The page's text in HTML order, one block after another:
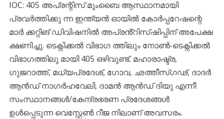
IOC: 405 അപ്രന്റിസ് മുംബൈ ആസ്ഥാനമായി
പ്രവർത്തിക്കു ന്ന ഇന്ത്യൻ ഓയിൽ കോർപ്പറേഷന്റെ
മാർ ക്കറ്റിങ് ഡിവിഷനിൽ അപ്രൻ്റിസ്‌ഷിപ്പിന് അപേക്ഷ
ക്ഷണിച്ചു. ടെക്നിക്കൽ വിഭാഗ ത്തിലും നോൺ-ടെക്നിക്കൽ
വിഭാഗത്തിലു മായി 405 ഒഴിവുണ്ട്. മഹാരാഷ്ട്ര,
ഗുജറാത്ത്, മധ്യപ്രദേശ്, ഗോവ, ഛത്തീസ്ഗഢ്, ദാദർ
ആൻഡ് നാഗർഹവേലി, ദാമൻ ആൻഡ് ദിയു എന്നീ
സംസ്ഥാനങ്ങൾ/കേന്ദ്രഭരണ പ്രദേശങ്ങൾ
ഉൾപ്പെടുന്ന വെസ്റ്റേൺ റീജ നിലാണ് അവസരം.